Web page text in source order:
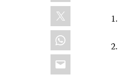
X
WhatsApp
Email